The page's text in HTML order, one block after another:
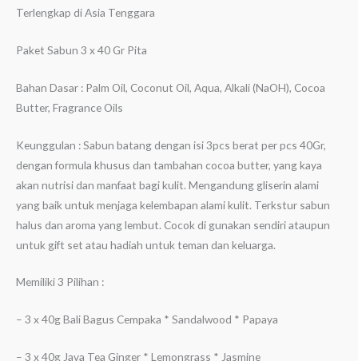
Terlengkap di Asia Tenggara
Paket Sabun 3 x 40 Gr Pita
Bahan Dasar : Palm Oil, Coconut Oil, Aqua, Alkali (NaOH), Cocoa
Butter, Fragrance Oils
Keunggulan : Sabun batang dengan isi 3pcs berat per pcs 40Gr,
dengan formula khusus dan tambahan cocoa butter, yang kaya
akan nutrisi dan manfaat bagi kulit. Mengandung gliserin alami
yang baik untuk menjaga kelembapan alami kulit. Terkstur sabun
halus dan aroma yang lembut. Cocok di gunakan sendiri ataupun
untuk gift set atau hadiah untuk teman dan keluarga.
Memiliki 3 Pilihan :
– 3 x 40g Bali Bagus Cempaka * Sandalwood * Papaya
– 3 x 40g Java Tea Ginger * Lemongrass * Jasmine